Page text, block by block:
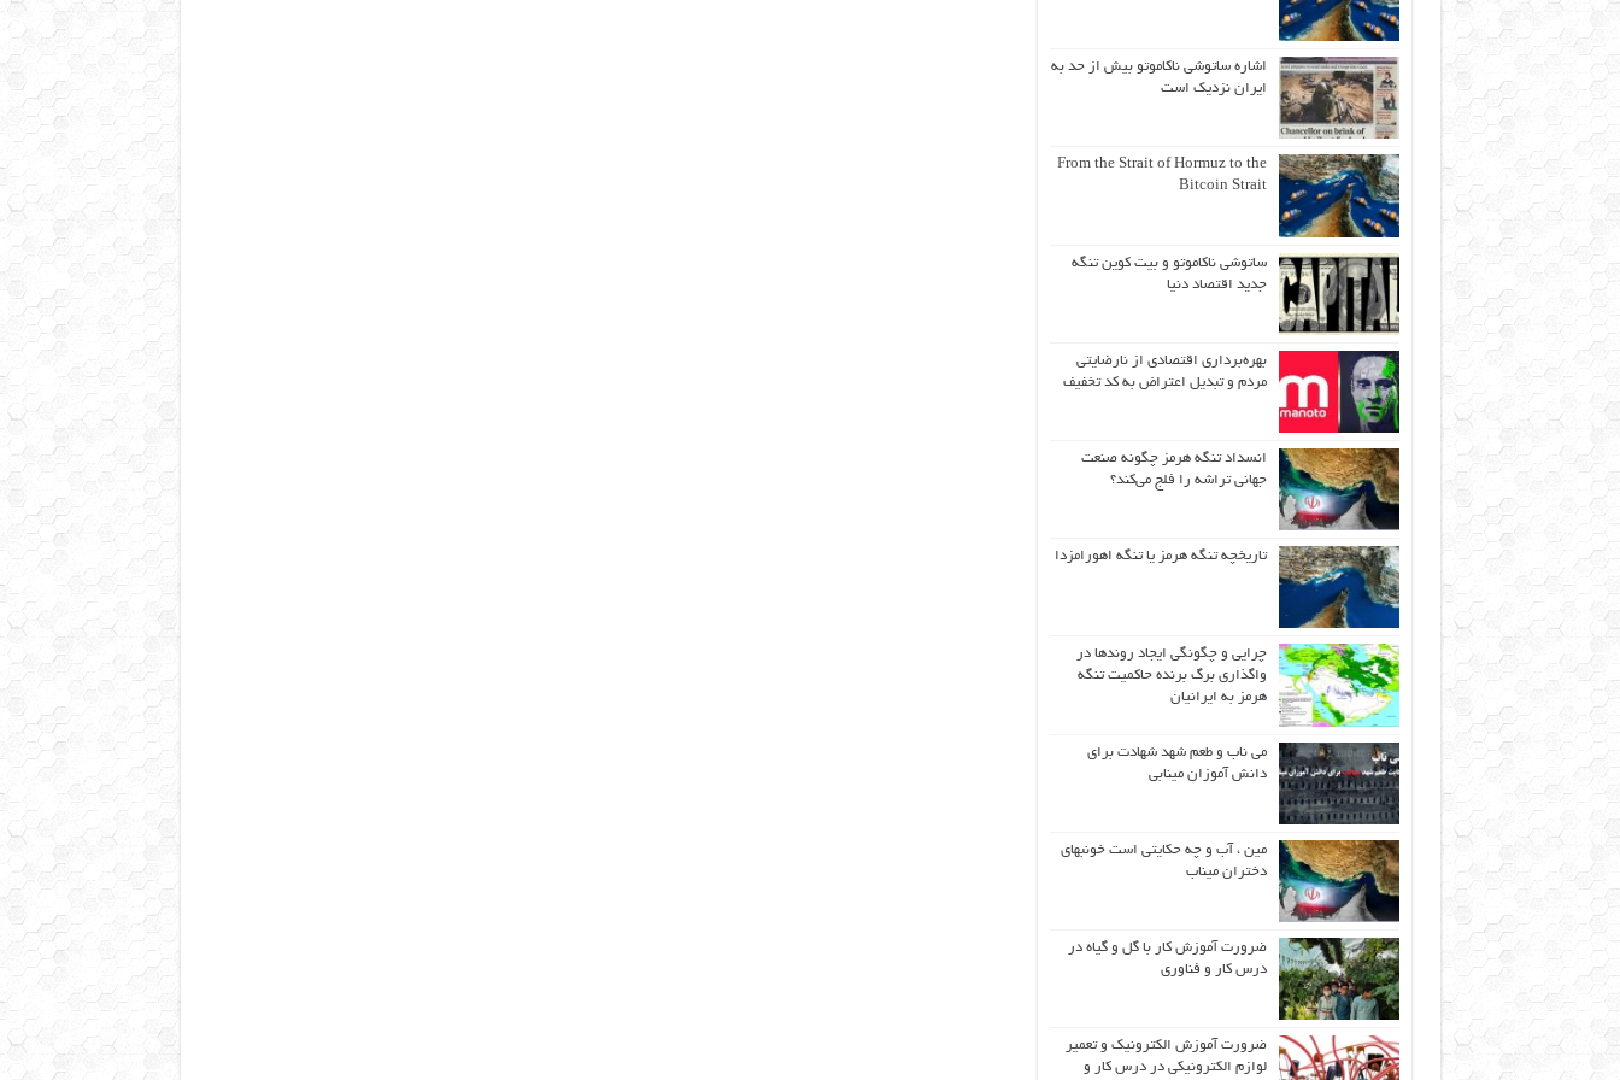
اشاره ساتوشی ناکاموتو بیش از حد به
ایران نزدیک است
From the Strait of Hormuz to the
Bitcoin Strait
ساتوشی ناکاموتو و بیت کوین تنگه
جدید اقتصاد دنیا
بهره‌برداری اقتصادی از نارضایتی
مردم و تبدیل اعتراض به کد تخفیف
انسداد تنگه هرمز چگونه صنعت
جهانی تراشه را فلج می‌کند؟
تاریخچه تنگه هرمز یا تنگه اهورامزدا
چرایی و چگونگی ایجاد روندها در
واگذاری برگ برنده حاکمیت تنگه
هرمز به ایرانیان
می ناب و طعم شهد شهادت برای
دانش آموزان مینابی
مین ، آب و چه حکایتی است خونبهای
دختران میناب
ضرورت آموزش کار با گل و گیاه در
درس کار و فناوری
ضرورت آموزش الکترونیک و تعمیر
لوازم الکترونیکی در درس کار و